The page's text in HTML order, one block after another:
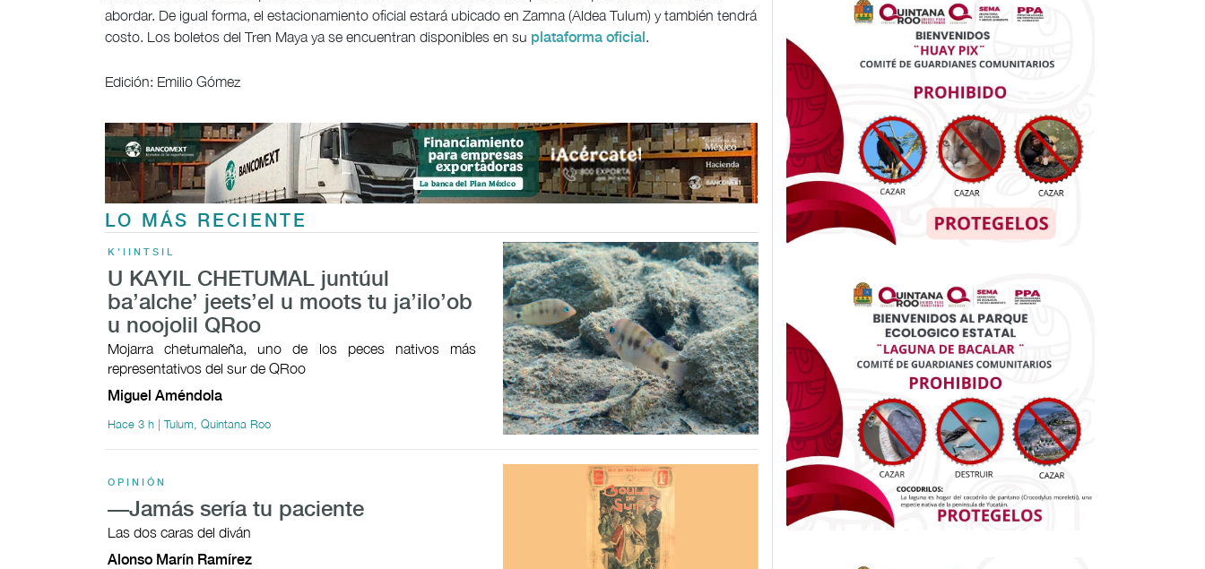
abordar. De igual forma, el estacionamiento oficial estará ubicado en Zamna (Aldea Tulum) y también tendrá
costo. Los boletos del Tren Maya ya se encuentran disponibles en su plataforma oficial .
Edición: Emilio Gómez
LO MÁS RECIENTE
K'IINTSIL
U KAYIL CHETUMAL juntúul
ba’alche’ jeets’el u moots tu ja’ilo’ob
u noojolil QRoo
Mojarra chetumaleña, uno de los peces nativos más
representativos del sur de QRoo
Miguel Améndola
Hace 3 h | Tulum, Quintana Roo
OPINIÓN
—Jamás sería tu paciente
Las dos caras del diván
Alonso Marín Ramírez